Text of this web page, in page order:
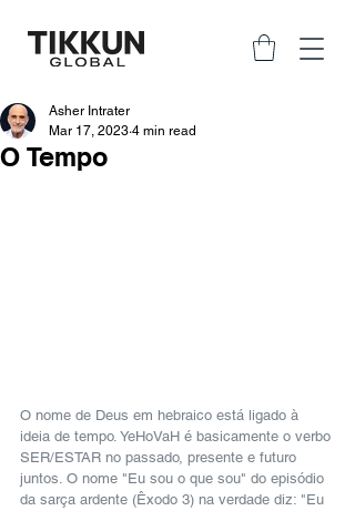
O Tempo
Asher Intrater
Mar 17, 2023 4 min read
O nome de Deus em hebraico está ligado à
ideia de tempo. YeHoVaH é basicamente o verbo
SER/ESTAR no passado, presente e futuro
juntos. O nome "Eu sou o que sou" do episódio
da sarça ardente (Êxodo 3) na verdade diz: "Eu